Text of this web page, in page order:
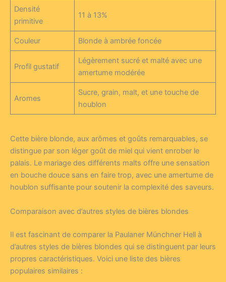
Densité
primitive
11 à 13%
Couleur Blonde à ambrée foncée
Profil gustatif
Légèrement sucré et malté avec une
amertume modérée
Aromes
Sucre, grain, malt, et une touche de
houblon
Cette bière blonde, aux arômes et goûts remarquables, se
distingue par son léger goût de miel qui vient enrober le
palais. Le mariage des différents malts offre une sensation
en bouche douce sans en faire trop, avec une amertume de
houblon suffisante pour soutenir la complexité des saveurs.
Comparaison avec d’autres styles de bières blondes
Il est fascinant de comparer la Paulaner Münchner Hell à
d’autres styles de bières blondes qui se distinguent par leurs
propres caractéristiques. Voici une liste des bières
populaires similaires :